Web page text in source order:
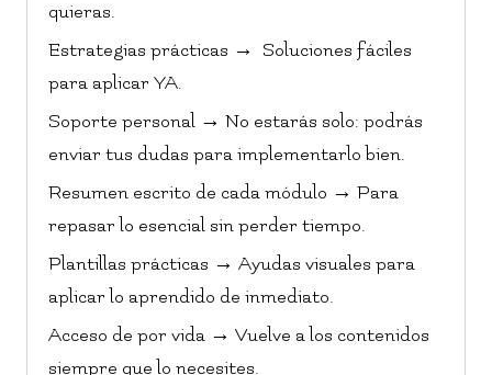
quieras.
Estrategias prácticas → Soluciones fáciles
para aplicar YA.
Soporte personal → No estarás solo: podrás
enviar tus dudas para implementarlo bien.
Resumen escrito de cada módulo → Para
repasar lo esencial sin perder tiempo.
Plantillas prácticas → Ayudas visuales para
aplicar lo aprendido de inmediato.
Acceso de por vida → Vuelve a los contenidos
siempre que lo necesites.